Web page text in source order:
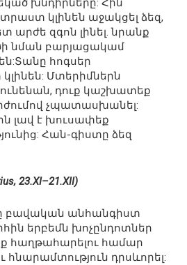
խնդիրները: Հին
կլինեն աջակցել ձեզ,
արժե զգոն լինել. նրանք
նման բարյացակամ
հոգսեր
Մտերիմներն
դուք կաշխատեք
չպատասխանել:
լավ է խուսափեք
Հան-գիստը ձեզ
23.XI–21.XII)
բավական անհանգիստ
երբեմն խոչընդոտներ
հաղթահարելու համար
հնարամտություն դրսևորել: